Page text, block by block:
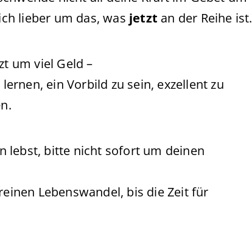
lieber um das, was jetzt an der Reihe ist.
um viel Geld –
ein Vorbild zu sein, exzellent zu
lebst, bitte nicht sofort um deinen
Lebenswandel, bis die Zeit für